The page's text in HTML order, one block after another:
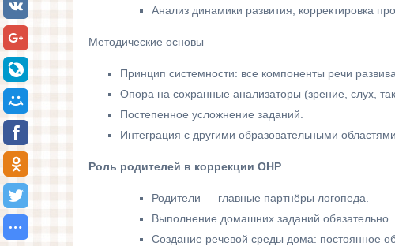
Анализ динамики развития, корректировка
Методические основы
Принцип системности: все компоненты речи
Опора на сохранные анализаторы (зрение, слух,
Постепенное усложнение заданий.
Интеграция с другими образовательными
Роль родителей в коррекции ОНР
Родители — главные партнёры логопеда.
Выполнение домашних заданий обязательно.
Создание речевой среды дома: постоянное